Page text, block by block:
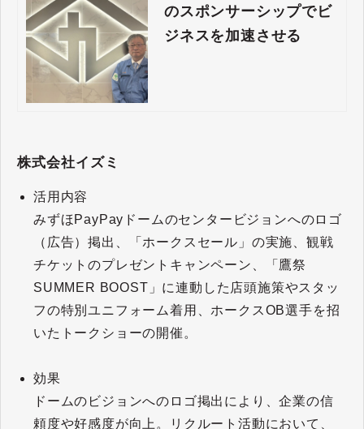
のスポンサーシップでビ
ジネスを加速させる
株式会社イズミ
活用内容
みずほPayPayドームのセンタービジョンへのロゴ
（広告）掲出、「ホークスセール」の実施、観戦
チケットのプレゼントキャンペーン、「鷹祭
SUMMER BOOST」に連動した店頭施策やスタッ
フの特別ユニフォーム着用、ホークスOB選手を招
いたトークショーの開催。
効果
ドームのビジョンへのロゴ掲出により、企業の信
頼度や好感度が向上。リクルート活動において、